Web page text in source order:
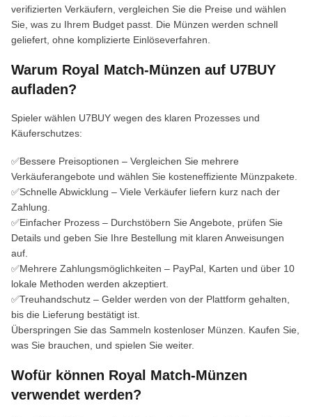
verifizierten Verkäufern, vergleichen Sie die Preise und wählen
Sie, was zu Ihrem Budget passt. Die Münzen werden schnell
geliefert, ohne komplizierte Einlöseverfahren.
Warum Royal Match-Münzen auf U7BUY
aufladen?
Spieler wählen U7BUY wegen des klaren Prozesses und
Käuferschutzes:
✅Bessere Preisoptionen – Vergleichen Sie mehrere
Verkäuferangebote und wählen Sie kosteneffiziente Münzpakete.
✅Schnelle Abwicklung – Viele Verkäufer liefern kurz nach der
Zahlung.
✅Einfacher Prozess – Durchstöbern Sie Angebote, prüfen Sie
Details und geben Sie Ihre Bestellung mit klaren Anweisungen
auf.
✅Mehrere Zahlungsmöglichkeiten – PayPal, Karten und über 10
lokale Methoden werden akzeptiert.
✅Treuhandschutz – Gelder werden von der Plattform gehalten,
bis die Lieferung bestätigt ist.
Überspringen Sie das Sammeln kostenloser Münzen. Kaufen Sie,
was Sie brauchen, und spielen Sie weiter.
Wofür können Royal Match-Münzen
verwendet werden?